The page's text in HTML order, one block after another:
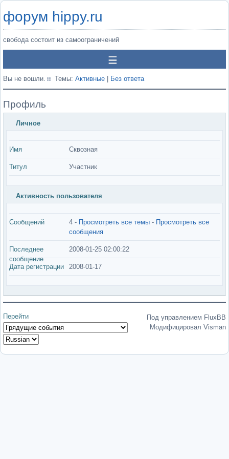
форум hippy.ru
свобода состоит из самоограничений
Вы не вошли. Темы: Активные Без ответа
Профиль
Личное
Имя Сквозная
Титул Участник
Активность пользователя
Сообщений 4 - Просмотреть все темы - Просмотреть все
сообщения
Последнее
сообщение
2008-01-25 02:00:22
Дата регистрации 2008-01-17
Перейти
Под управлением FluxBB
Модифицировал Visman